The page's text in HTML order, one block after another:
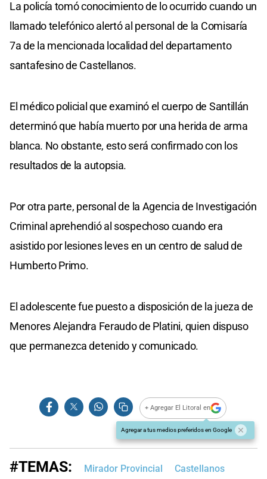
La policía tomó conocimiento de lo ocurrido cuando un
llamado telefónico alertó al personal de la Comisaría
7a de la mencionada localidad del departamento
santafesino de Castellanos.
El médico policial que examinó el cuerpo de Santillán
determinó que había muerto por una herida de arma
blanca. No obstante, esto será confirmado con los
resultados de la autopsia.
Por otra parte, personal de la Agencia de Investigación
Criminal aprehendió al sospechoso cuando era
asistido por lesiones leves en un centro de salud de
Humberto Primo.
El adolescente fue puesto a disposición de la jueza de
Menores Alejandra Feraudo de Platini, quien dispuso
que permanezca detenido y comunicado.
+ Agregar El Litoral en
Agregar a tus medios preferidos en Google
#TEMAS: Mirador Provincial Castellanos